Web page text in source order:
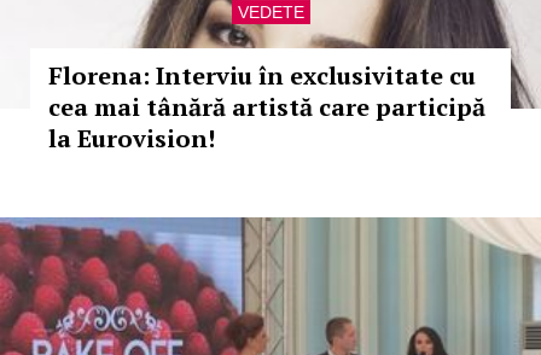
VEDETE
Florena: Interviu în exclusivitate cu
cea mai tânără artistă care participă
la Eurovision!